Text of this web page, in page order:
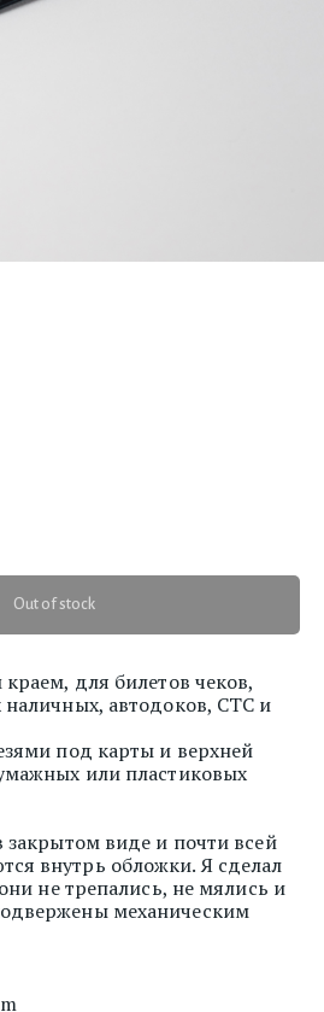
Out of stock
для билетов чеков,
автодоков, СТС и
под карты и верхней
или пластиковых
закрытом виде и почти всей
внутрь обложки. Я сделал
не трепались, не мялись и
механическим